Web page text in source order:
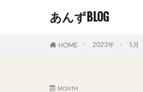
あんずBLOG
HOME 2023年 5月
MONTH